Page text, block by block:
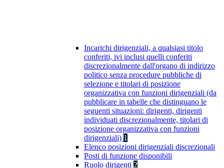
Incarichi dirigenziali, a qualsiasi titolo
conferiti, ivi inclusi quelli conferiti
discrezionalmente dall'organo di indirizzo
politico senza procedure pubbliche di
selezione e titolari di posizione
organizzativa con funzioni dirigenziali (da
pubblicare in tabelle che distinguano le
seguenti situazioni: dirigenti, dirigenti
individuati discrezionalmente, titolari di
posizione organizzativa con funzioni
dirigenziali) 1
Elenco posizioni dirigenziali discrezionali
Posti di funzione disponibili
Ruolo dirigenti 2